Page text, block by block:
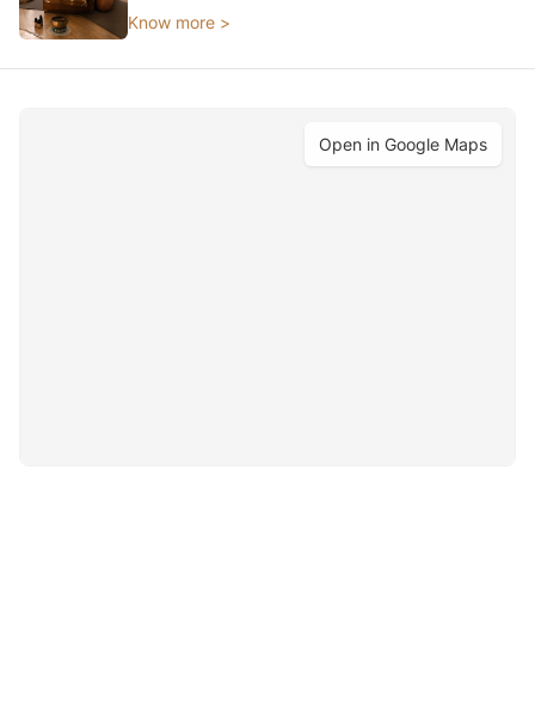
Know more >
Open in Google Maps